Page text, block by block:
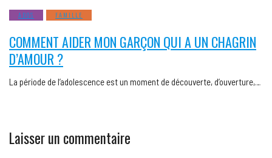
ADOS FAMILLE
COMMENT AIDER MON GARÇON QUI A UN CHAGRIN
D’AMOUR ?
La période de l’adolescence est un moment de découverte, d’ouverture,…
Laisser un commentaire